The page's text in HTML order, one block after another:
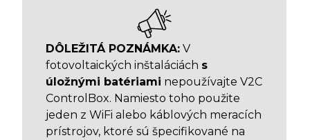
DÔLEŽITÁ POZNÁMKA: V
fotovoltaických inštaláciách s
úložnými batériami nepoužívajte V2C
ControlBox. Namiesto toho použite
jeden z WiFi alebo káblových meracích
prístrojov, ktoré sú špecifikované na